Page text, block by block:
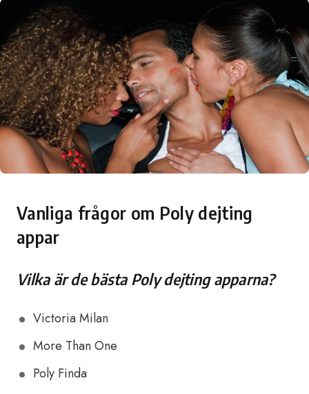
Vanliga frågor om Poly dejting
appar
Vilka är de bästa Poly dejting apparna?
Victoria Milan
More Than One
Poly Finda